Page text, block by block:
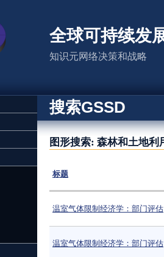
全球可持续发
知识元网络决策和战略
搜索GSSD
图形搜索: 森林和土地利
标题
温室气体限制经济学：部门评估
温室气体限制经济学：部门评估